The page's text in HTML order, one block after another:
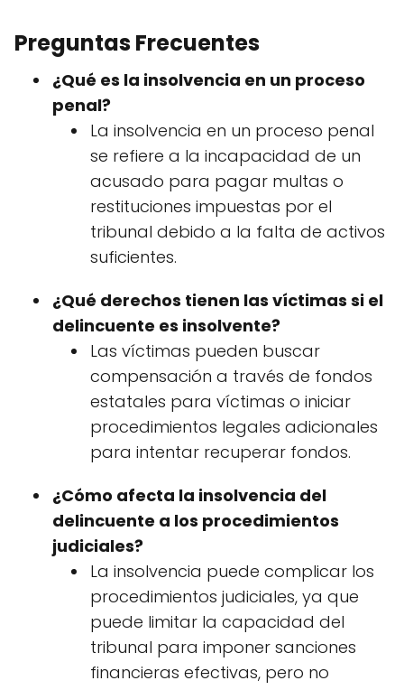
Preguntas Frecuentes
¿Qué es la insolvencia en un proceso
penal?
La insolvencia en un proceso penal
se refiere a la incapacidad de un
acusado para pagar multas o
restituciones impuestas por el
tribunal debido a la falta de activos
suficientes.
¿Qué derechos tienen las víctimas si el
delincuente es insolvente?
Las víctimas pueden buscar
compensación a través de fondos
estatales para víctimas o iniciar
procedimientos legales adicionales
para intentar recuperar fondos.
¿Cómo afecta la insolvencia del
delincuente a los procedimientos
judiciales?
La insolvencia puede complicar los
procedimientos judiciales, ya que
puede limitar la capacidad del
tribunal para imponer sanciones
financieras efectivas, pero no